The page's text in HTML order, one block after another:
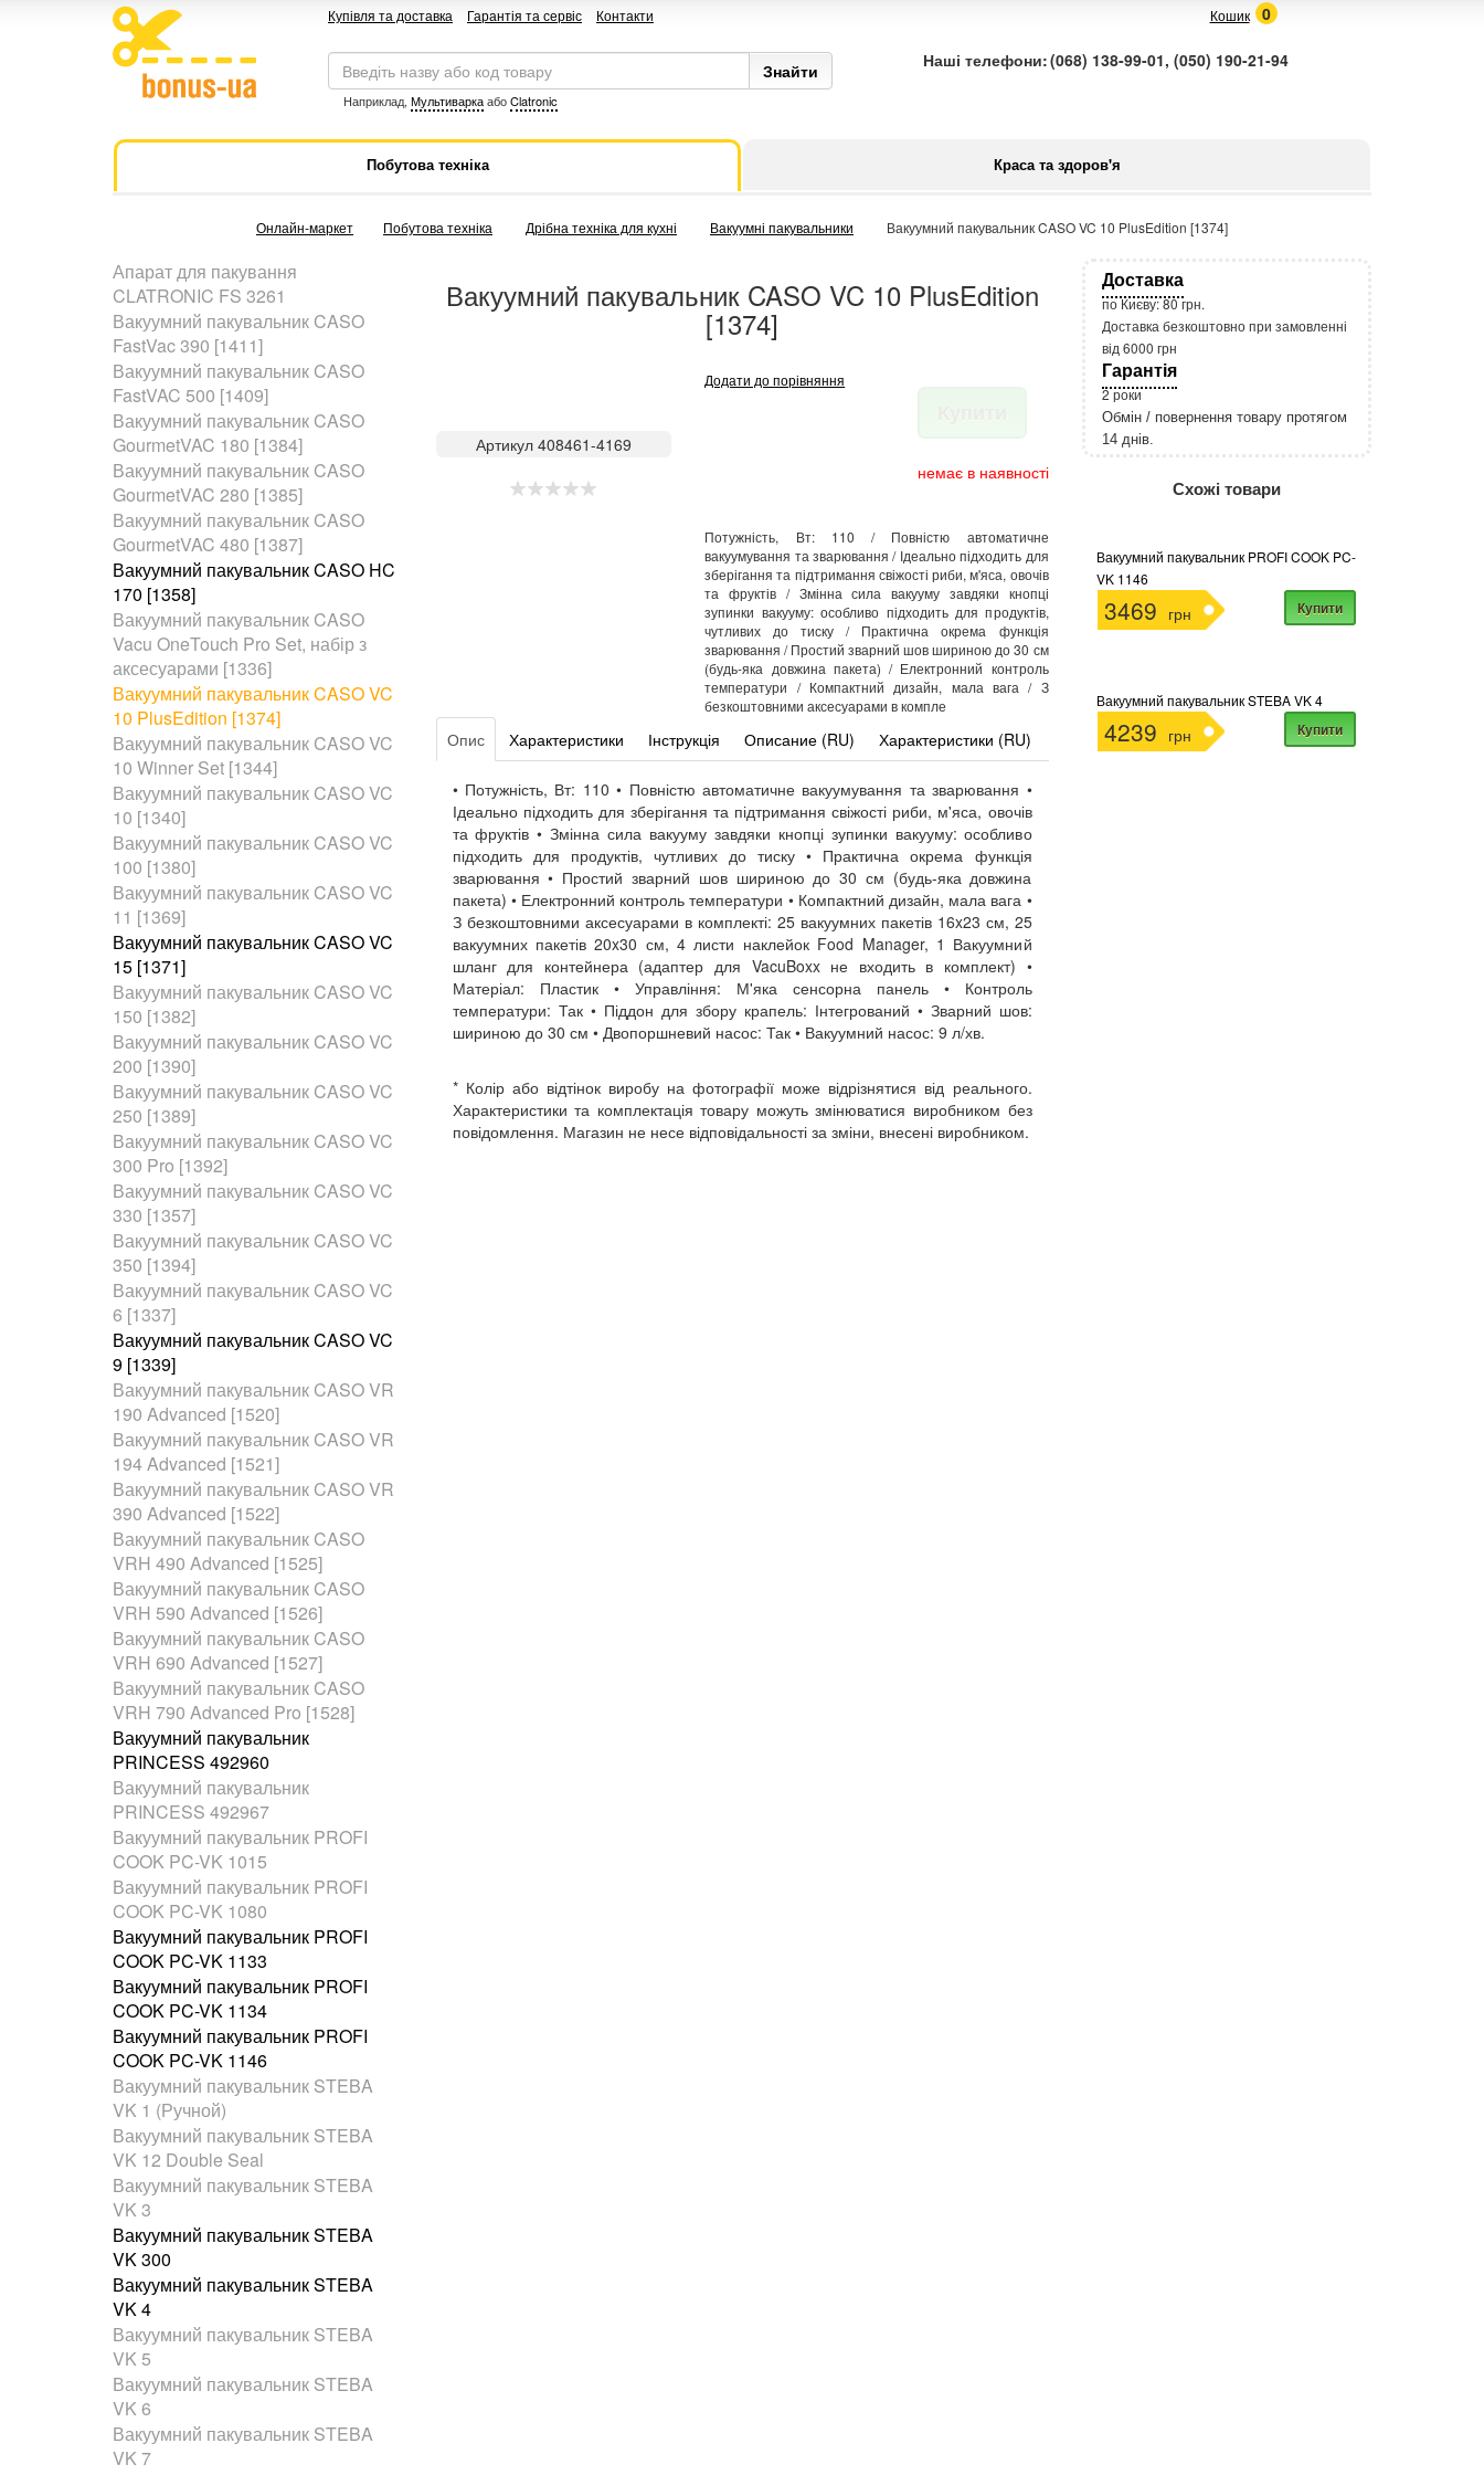
Купівля та доставка Гарантія та сервіс Контакти Кошик 0
Наприклад, МультиваркаабоClatronic
Наші телефони:(068) 138-99-01, (050) 190-21-94
Побутова техніка Краса та здоров'я
Онлайн-маркет Побутова техніка Дрібна техніка для кухні Вакуумні пакувальники Вакуумний пакувальник CASO VC 10 PlusEdition [1374]
Апарат для пакування
CLATRONIC FS 3261
Вакуумний пакувальник CASO
FastVac 390 [1411]
Вакуумний пакувальник CASO
FastVAC 500 [1409]
Вакуумний пакувальник CASO
GourmetVAC 180 [1384]
Вакуумний пакувальник CASO
GourmetVAC 280 [1385]
Вакуумний пакувальник CASO
GourmetVAC 480 [1387]
Вакуумний пакувальник CASO HC
170 [1358]
Вакуумний пакувальник CASO
Vacu OneTouch Pro Set, набір з
аксесуарами [1336]
Вакуумний пакувальник CASO VC
10 PlusEdition [1374]
Вакуумний пакувальник CASO VC
10 Winner Set [1344]
Вакуумний пакувальник CASO VC
10 [1340]
Вакуумний пакувальник CASO VC
100 [1380]
Вакуумний пакувальник CASO VC
11 [1369]
Вакуумний пакувальник CASO VC
15 [1371]
Вакуумний пакувальник CASO VC
150 [1382]
Вакуумний пакувальник CASO VC
200 [1390]
Вакуумний пакувальник CASO VC
250 [1389]
Вакуумний пакувальник CASO VC
300 Pro [1392]
Вакуумний пакувальник CASO VC
330 [1357]
Вакуумний пакувальник CASO VC
350 [1394]
Вакуумний пакувальник CASO VC
6 [1337]
Вакуумний пакувальник CASO VC
9 [1339]
Вакуумний пакувальник CASO VR
190 Advanced [1520]
Вакуумний пакувальник CASO VR
194 Advanced [1521]
Вакуумний пакувальник CASO VR
390 Advanced [1522]
Вакуумний пакувальник CASO
VRH 490 Advanced [1525]
Вакуумний пакувальник CASO
VRH 590 Advanced [1526]
Вакуумний пакувальник CASO
VRH 690 Advanced [1527]
Вакуумний пакувальник CASO
VRH 790 Advanced Pro [1528]
Вакуумний пакувальник
PRINCESS 492960
Вакуумний пакувальник
PRINCESS 492967
Вакуумний пакувальник PROFI
COOK PC-VK 1015
Вакуумний пакувальник PROFI
COOK PC-VK 1080
Вакуумний пакувальник PROFI
COOK PC-VK 1133
Вакуумний пакувальник PROFI
COOK PC-VK 1134
Вакуумний пакувальник PROFI
COOK PC-VK 1146
Вакуумний пакувальник STEBA
VK 1 (Ручной)
Вакуумний пакувальник STEBA
VK 12 Double Seal
Вакуумний пакувальник STEBA
VK 3
Вакуумний пакувальник STEBA
VK 300
Вакуумний пакувальник STEBA
VK 4
Вакуумний пакувальник STEBA
VK 5
Вакуумний пакувальник STEBA
VK 6
Вакуумний пакувальник STEBA
VK 7
Вакуумний пакувальник CASO VC 10 PlusEdition
[1374]
Артикул 408461-4169
Додати до порівняння
немає в наявності
Потужність, Вт: 110 / Повністю автоматичне
вакуумування та зварювання / Ідеально підходить для
зберігання та підтримання свіжості риби, м'яса, овочів
та фруктів / Змінна сила вакууму завдяки кнопці
зупинки вакууму: особливо підходить для продуктів,
чутливих до тиску / Практична окрема функція
зварювання / Простий зварний шов шириною до 30 см
(будь-яка довжина пакета) / Електронний контроль
температури / Компактний дизайн, мала вага / З
безкоштовними аксесуарами в компле
Опис Характеристики Інструкція Описание (RU) Характеристики (RU)
• Потужність, Вт: 110 • Повністю автоматичне вакуумування та зварювання •
Ідеально підходить для зберігання та підтримання свіжості риби, м'яса, овочів
та фруктів • Змінна сила вакууму завдяки кнопці зупинки вакууму: особливо
підходить для продуктів, чутливих до тиску • Практична окрема функція
зварювання • Простий зварний шов шириною до 30 см (будь-яка довжина
пакета) • Електронний контроль температури • Компактний дизайн, мала вага •
З безкоштовними аксесуарами в комплекті: 25 вакуумних пакетів 16x23 см, 25
вакуумних пакетів 20x30 см, 4 листи наклейок Food Manager, 1 Вакуумний
шланг для контейнера (адаптер для VacuBoxx не входить в комплект) •
Матеріал: Пластик • Управління: М'яка сенсорна панель • Контроль
температури: Так • Піддон для збору крапель: Інтегрований • Зварний шов:
шириною до 30 см • Двопоршневий насос: Так • Вакуумний насос: 9 л/хв.
* Колір або відтінок виробу на фотографії може відрізнятися від реального.
Характеристики та комплектація товару можуть змінюватися виробником без
повідомлення. Магазин не несе відповідальності за зміни, внесені виробником.
Доставка
по Києву: 80 грн.
Доставка безкоштовно при замовленні
від 6000 грн
Гарантія
2 роки
Обмін / повернення товару протягом
14 днів.
Схожі товари
Вакуумний пакувальник PROFI COOK PC-
VK 1146
3469 грн Купити
Вакуумний пакувальник STEBA VK 4
4239 грн Купити